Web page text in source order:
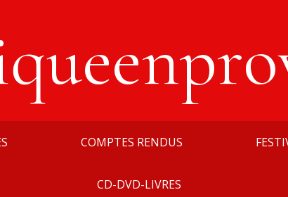
COMPTES RENDUS
CD-DVD-LIVRES